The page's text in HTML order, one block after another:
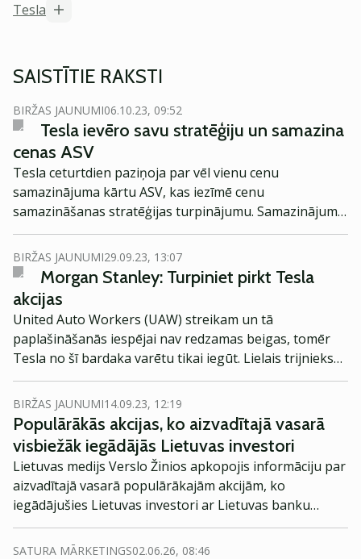
Tesla
SAISTĪTIE RAKSTI
BIRŽAS JAUNUMI06.10.23, 09:52
Tesla ievēro savu stratēģiju un samazina
cenas ASV
Tesla ceturtdien paziņoja par vēl vienu cenu
samazinājuma kārtu ASV, kas iezīmē cenu
samazināšanas stratēģijas turpinājumu. Samazinājumi
ietekmē vairākus modeļus, tostarp Model 3 un Model Y,
liecina Tesla tīmekļa vietnē sniegtā informācija.
BIRŽAS JAUNUMI29.09.23, 13:07
Morgan Stanley: Turpiniet pirkt Tesla
akcijas
United Auto Workers (UAW) streikam un tā
paplašināšanās iespējai nav redzamas beigas, tomēr
Tesla no šī bardaka varētu tikai iegūt. Lielais trijnieks
(Stellantis, Ford un General Motors) tiek ietekmēti
dažādās pakāpēs. Tomēr Tesla izceļas kā vienīgais
lielākais amerikāņu transportlīdzekļu ražotājs, kura
darbinieku vidū nav UAW dalībnieku. Līdz ar to streiks
neskar Teslu.
BIRŽAS JAUNUMI14.09.23, 12:19
Populārākās akcijas, ko aizvadītajā vasarā
visbiežāk iegādājās Lietuvas investori
Lietuvas medijs Verslo Žinios apkopojis informāciju par
aizvadītajā vasarā populārākajām akcijām, ko
iegādājušies Lietuvas investori ar Lietuvas banku
starpniecību. Ieskatāmies!
SATURA MĀRKETINGS02.06.26, 08:46